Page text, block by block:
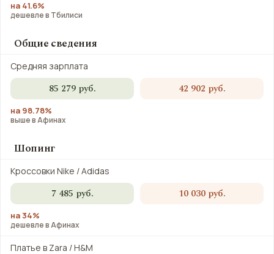
на 41.6%
дешевле в Тбилиси
Общие сведения
Средняя зарплата
85 279 руб. 42 902 руб.
на 98.78%
выше в Афинах
Шопинг
Кроссовки Nike / Adidas
7 485 руб. 10 030 руб.
на 34%
дешевле в Афинах
Платье в Zara / H&M